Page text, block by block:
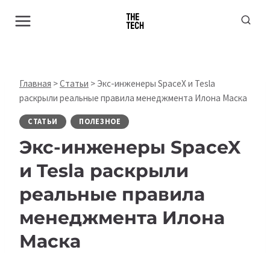
Главная >Статьи > Экс-инженеры SpaceX и Tesla
раскрыли реальные правила менеджмента Илона Маска
СТАТЬИ ПОЛЕЗНОЕ
Экс-инженеры SpaceX
и Tesla раскрыли
реальные правила
менеджмента Илона
Маска